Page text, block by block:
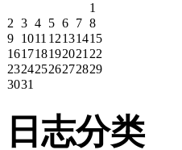
1
2 3 4 5 6 7 8
9 1011 12131415
161718192021 22
23242526272829
3031
日志分类